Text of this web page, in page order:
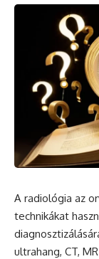
A radiológia az
technikákat
ultrahang, CT,